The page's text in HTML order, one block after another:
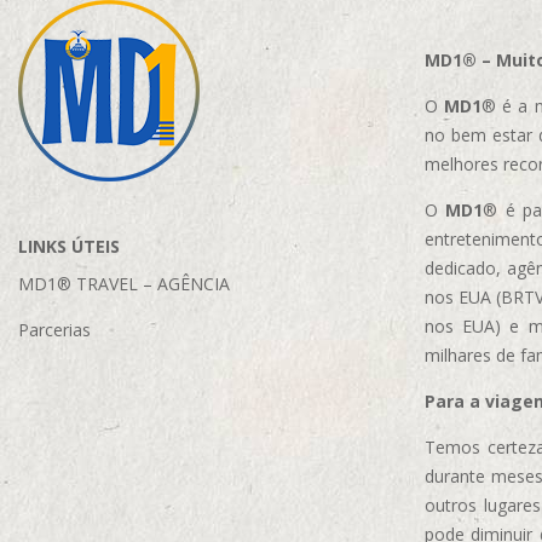
LINKS ÚTEIS
MD1® TRAVEL – AGÊNCIA
Parcerias
MD1® –
O MD1® é a
no bem estar
melhores
O MD1® é
dedicado,
nos EUA
nos EUA) e
milhares de
Para a
Temos
durante
outros
pode diminuir